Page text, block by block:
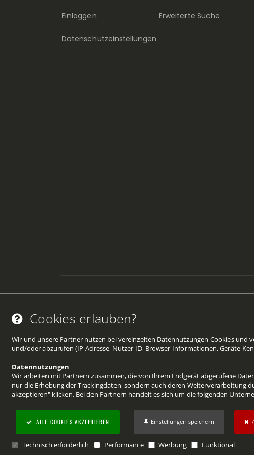
Cookies erlauben?
Wir und unsere Partner nutzen bei vereinzelten Datennutzungen Cookies und
und/oder abzurufen (IP-Adresse, Nutzer-ID, Browser-Informationen, Geräte-
Datennutzungen
Wir arbeiten mit Partnern zusammen, die von Ihrem Endgerät abgerufene
nur die Erhebung der Trackingdaten, sondern auch deren Weiterverarbeitung
akzeptieren" klicken. Bei den Partnern handelt es sich um die folgenden
ALLE COOKIES AKZEPTIEREN Einstellungen speichern
Technisch erforderlich Performance Werbung Funktional
Einloggen
Datenschutzeinstellungen
Erweiterte Suche